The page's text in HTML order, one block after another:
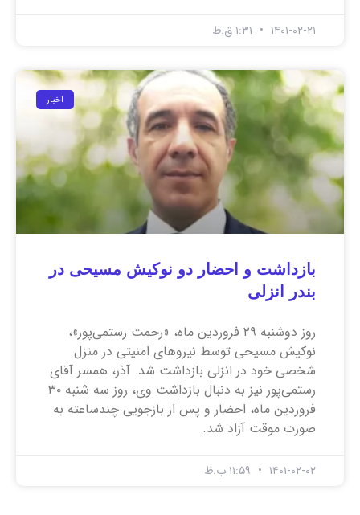
۱۴۰۱-۰۲-۲۱
اخبار
بازداشت و احضار دو نوکیش مسیحی در
بندر انزلی
روز دوشنبه ۲۹ فروردین ماه، «رحمت رستمی‌پور»،
نوکیش مسیحی توسط نیروهای امنیتی در منزل
شخصی خود در انزلی بازداشت شد. آذر، همسر آقای
رستمی‌پور نیز به دنبال بازداشت وی، روز سه شنبه ۳۰
فروردین ماه، احضار و پس از بازجویی چندساعته به
صورت موقت آزاد شد.
۱۴۰۱-۰۲-۰۲